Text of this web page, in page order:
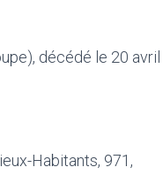
décédé le 20 avril
Habitants, 971,